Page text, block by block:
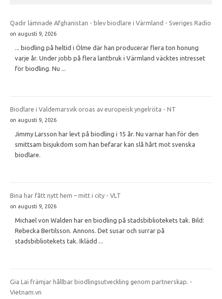
Qadir lämnade Afghanistan - blev biodlare i Värmland - Sveriges Radio
on augusti 9, 2026
... biodling på heltid i Ölme där han producerar flera ton honung
varje år. Under jobb på flera lantbruk i Värmland väcktes intresset
för biodling. Nu ...
Biodlare i Valdemarsvik oroas av europeisk yngelröta - NT
on augusti 9, 2026
Jimmy Larsson har levt på biodling i 15 år. Nu varnar han för den
smittsam bisjukdom som han befarar kan slå hårt mot svenska
biodlare.
Bina har fått nytt hem – mitt i city - VLT
on augusti 9, 2026
Michael von Walden har en biodling på stadsbibliotekets tak. Bild:
Rebecka Bertilsson. Annons. Det susar och surrar på
stadsbibliotekets tak. Iklädd ...
Gia Lai främjar hållbar biodlingsutveckling genom partnerskap. -
Vietnam.vn